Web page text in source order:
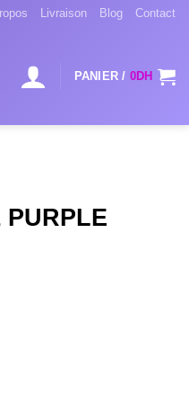
Livraison Blog Contact
PANIER / 0DH
PURPLE